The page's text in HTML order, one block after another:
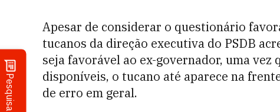
Pesquisa
Apesar de considerar o questionário
tucanos da direção executiva do PSDB
seja favorável ao ex-governador, uma vez
disponíveis, o tucano até aparece na
de erro em geral.